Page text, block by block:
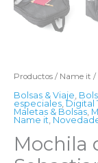
Productos / Name it /
Bolsas & Viaje,
especiales,Digital
Maletas & Bolsas,
Name it,
Mochila